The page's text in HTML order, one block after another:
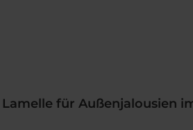
Lamelle für Außenjalousien